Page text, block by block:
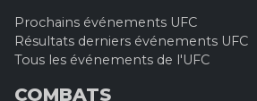
Prochains événements UFC
Résultats derniers événements UFC
Tous les événements de l'UFC
COMBATS